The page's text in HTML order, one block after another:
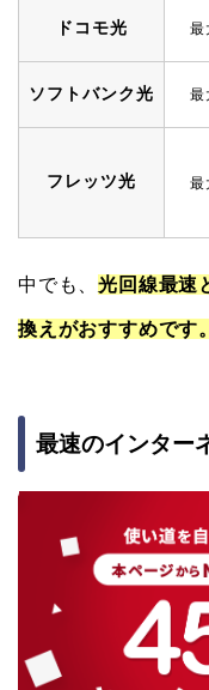
ドコモ光 最
ソフトバンク光 最
フレッツ光 最
中でも、光回線最速
換えがおすすめです。
最速のインター